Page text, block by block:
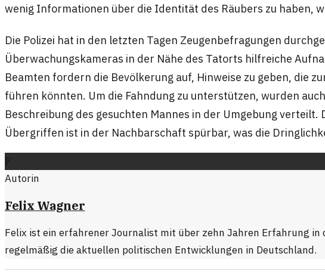
wenig Informationen über die Identität des Räubers zu haben,
Die Polizei hat in den letzten Tagen Zeugenbefragungen
Überwachungskameras in der Nähe des Tatorts hilfreiche
Beamten fordern die Bevölkerung auf, Hinweise zu geben, die
führen könnten. Um die Fahndung zu unterstützen, wurden
Beschreibung des gesuchten Mannes in der Umgebung verteilt.
Übergriffen ist in der Nachbarschaft spürbar, was die
Autorin
Felix Wagner
Felix ist ein erfahrener Journalist mit über zehn Jahren Erfahrung
regelmäßig die aktuellen politischen Entwicklungen in Deutschland.